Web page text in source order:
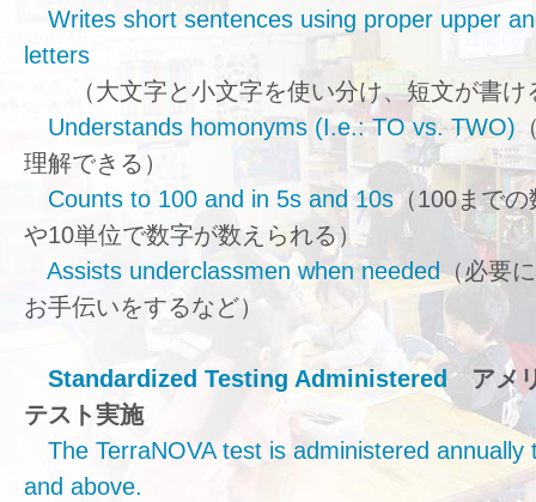
Writes short sentences using proper upper
letters
（大文字と小文字を使い分け、短文が書け
Understands homonyms (I.e.: TO vs. TWO)
理解できる）
Counts to 100 and in 5s and 10s（100まで
や10単位で数字が数えられる）
Assists underclassmen when needed（必要
お手伝いをするなど）
Standardized Testing Administered アメ
テスト実施
The TerraNOVA test is administered annually
and above.